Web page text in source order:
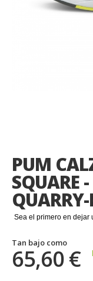
PUM
SQUARE
Sea el primero en dejar
Tan bajo como
65,60 €
de
la
galería
de
imágenes